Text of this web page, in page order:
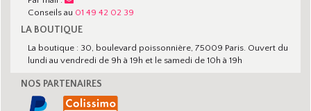
Conseils au 01 49 42 02 39
LA BOUTIQUE
La boutique : 30, boulevard poissonnière, 75009 Paris. Ouvert du
lundi au vendredi de 9h à 19h et le samedi de 10h à 19h
NOS PARTENAIRES